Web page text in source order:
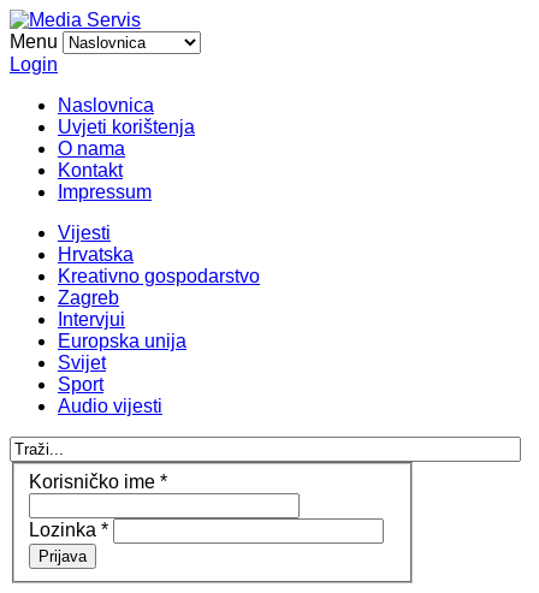
Menu
Login
Naslovnica
Uvjeti korištenja
O nama
Kontakt
Impressum
Vijesti
Hrvatska
Kreativno gospodarstvo
Zagreb
Intervjui
Europska unija
Svijet
Sport
Audio vijesti
Korisničko ime *
Lozinka *
Prijava